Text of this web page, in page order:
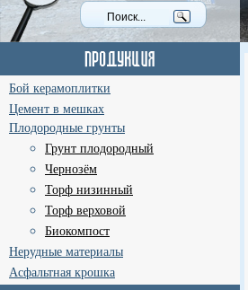
Бой керамоплитки
Цемент в мешках
Плодородные грунты
Грунт плодородный
Чернозём
Торф низинный
Торф верховой
Биокомпост
Нерудные материалы
Асфальтная крошка